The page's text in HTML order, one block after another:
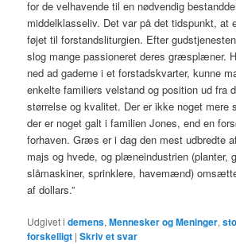
for de velhavende til en nødvendig
middelklasseliv. Det var på det tidspunkt, at
føjet til forstandsliturgien. Efter
slog mange passioneret deres græsplæner.
ned ad gaderne i et forstadskvarter, kunne
enkelte familiers velstand og position ud fra
størrelse og kvalitet. Der er ikke noget mere
der er noget galt i familien Jones, end en
forhaven. Græs er i dag den mest udbredte
majs og hvede, og plæneindustrien (planter,
slåmaskiner, sprinklere, havemænd)
af dollars.”
Udgivet i demens,Mennesker og Meninger,
forskelligt |Skriv et svar